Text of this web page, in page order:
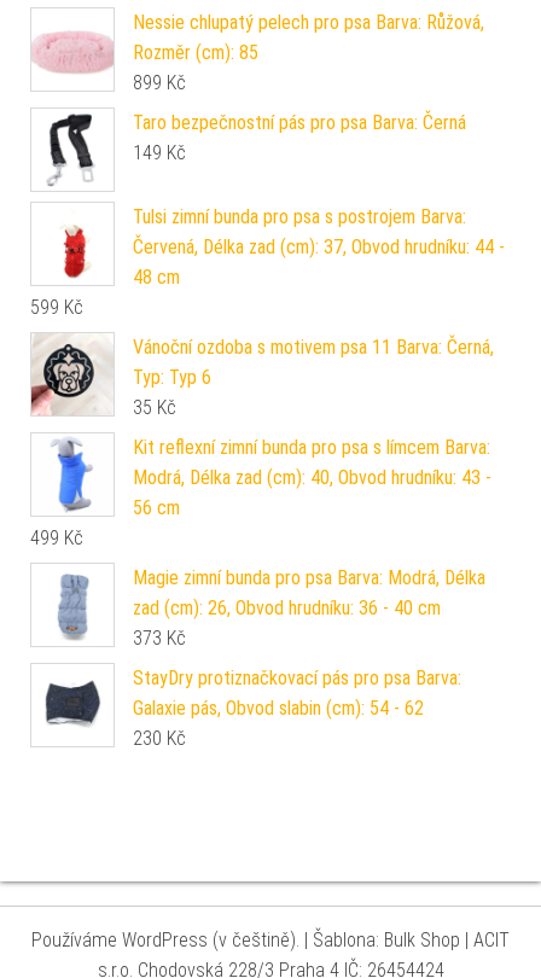
Nessie chlupatý pelech pro psa Barva: Růžová,
Rozměr (cm): 85
899 Kč
Taro bezpečnostní pás pro psa Barva: Černá
149 Kč
Tulsi zimní bunda pro psa s postrojem Barva:
Červená, Délka zad (cm): 37, Obvod hrudníku: 44 -
48 cm
599 Kč
Vánoční ozdoba s motivem psa 11 Barva: Černá,
Typ: Typ 6
35 Kč
Kit reflexní zimní bunda pro psa s límcem Barva:
Modrá, Délka zad (cm): 40, Obvod hrudníku: 43 -
56 cm
499 Kč
Magie zimní bunda pro psa Barva: Modrá, Délka
zad (cm): 26, Obvod hrudníku: 36 - 40 cm
373 Kč
StayDry protiznačkovací pás pro psa Barva:
Galaxie pás, Obvod slabin (cm): 54 - 62
230 Kč
Používáme WordPress (v češtině). | Šablona: Bulk Shop | ACIT
s.r.o. Chodovská 228/3 Praha 4 IČ: 26454424